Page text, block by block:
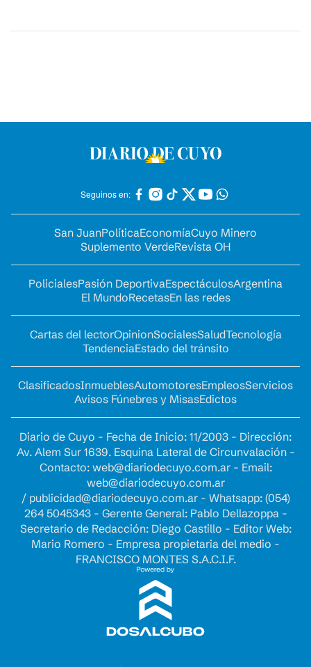
Seguinos en:
San JuanPolíticaEconomíaCuyo Minero
Suplemento VerdeRevista OH
PolicialesPasión DeportivaEspectáculosArgentina
El MundoRecetasEn las redes
Cartas del lectorOpinionSocialesSaludTecnología
TendenciaEstado del tránsito
ClasificadosInmueblesAutomotoresEmpleosServicios
Avisos Fúnebres y MisasEdictos
Diario de Cuyo - Fecha de Inicio: 11/2003 - Dirección:
Av. Alem Sur 1639. Esquina Lateral de Circunvalación -
Contacto: web@diariodecuyo.com.ar- Email:
web@diariodecuyo.com.ar
/ publicidad@diariodecuyo.com.ar- Whatsapp: (054)
264 5045343 - Gerente General: Pablo Dellazoppa -
Secretario de Redacción: Diego Castillo - Editor Web:
Mario Romero - Empresa propietaria del medio -
FRANCISCO MONTES S.A.C.I.F.